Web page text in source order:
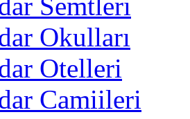
Semtleri
Okulları
Otelleri
Camiileri